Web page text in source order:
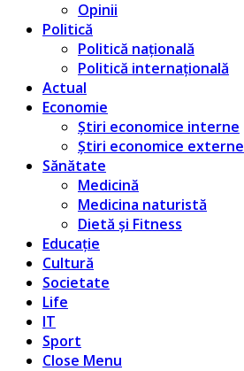
Opinii
Politică
Politică națională
Politică internațională
Actual
Economie
Știri economice interne
Știri economice externe
Sănătate
Medicină
Medicina naturistă
Dietă și Fitness
Educație
Cultură
Societate
Life
IT
Sport
Close Menu